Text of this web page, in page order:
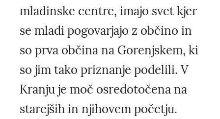
mladinske centre, imajo svet kjer
se mladi pogovarjajo z občino in
so prva občina na Gorenjskem, ki
so jim tako priznanje podelili. V
Kranju je moč osredotočena na
starejših in njihovem početju.